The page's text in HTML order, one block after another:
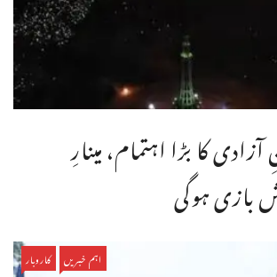
کا بڑا اہتمام، مینارِ
بازی ہوگی
اہم خبریں کاروبار